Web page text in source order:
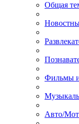
Общая
Фильмы
Авто/